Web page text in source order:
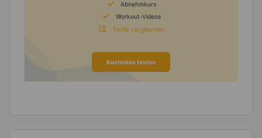
Abnehmkurs
Workout-Videos
Tarife vergleichen
Kostenlos testen